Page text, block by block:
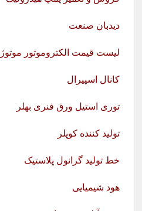
دیدبان صنعت
لیست قیمت الکتروموتور
کانال اسپیرال
توری استیل ورق فنری بهلر
تولید کننده کوپلر
خط تولید گرانول پلاستیک
هود شیمیایی